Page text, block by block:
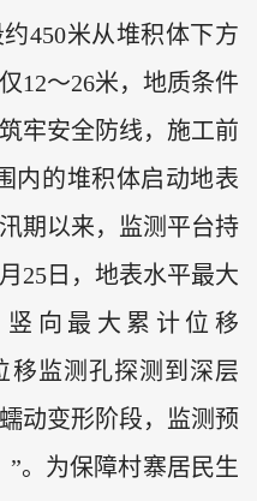
450米从堆积体下方
12～26米，地质条件
牢安全防线，施工前
内的堆积体启动地表
期以来，监测平台持
25日，地表水平最大
竖向最大累计位移
移监测孔探测到深层
动变形阶段，监测预
。为保障村寨居民生